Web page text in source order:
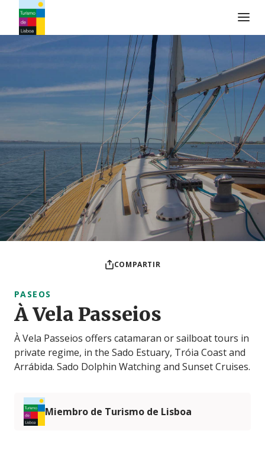
Logo de Turismo de Lisboa
COMPARTIR
PASEOS
À Vela Passeios
À Vela Passeios offers catamaran or sailboat tours in
private regime, in the Sado Estuary, Tróia Coast and
Arrábida. Sado Dolphin Watching and Sunset Cruises.
Miembro de Turismo de Lisboa